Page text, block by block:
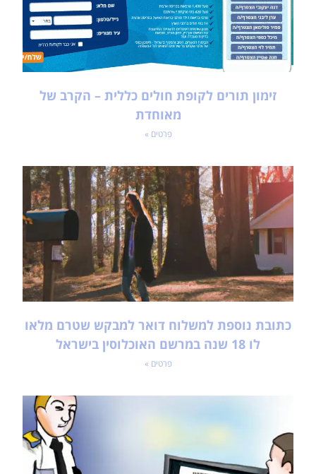
זימון תורים לקופת חולים כללית – הקרב של
מאוחדת
פרטים »
כתובת נוספת למשלוח דואר למבקש שטרם מלאו
לו 18 שנה במרשם האוכלוסין בישראל
פרטים »